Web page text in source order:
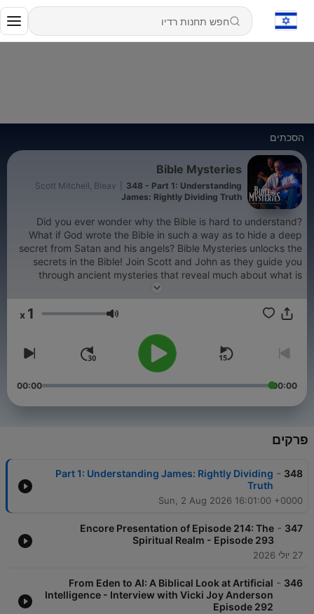
הסכתים
Bible Mysteries
Scott Mitchell, Bleav
348 - Part 1: Understanding
James: Rightly Dividing Truth
Did you ever wonder why the Bible is hard to understand?
What if God wrote the Bible in such a way as to hide a deep
secret from Satan and his angels? Bible Mysteries unlocks the
secrets in the Bible! Join Scott and John as they guide you
through ancient mysteries that reveal much about what is
going on in your world today. Learn more at
עוצמת שמע 1
00:00
00:00
פרקים
348
-
Part 1: Understanding James: Rightly Dividing
Truth
Sun, 2 Aug 2026 16:01:00 +0000
347
-
Encore Presentation of Episode 214: The
Spiritual Realm - Episode 293
27 יולי 2026
346
-
From Eden to AI: A Biblical Look at Artificial
Intelligence - Interview with Vicki Joy Anderson
Episode 292